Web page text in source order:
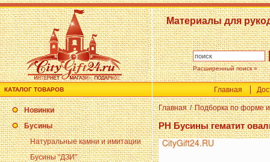
Материалы для
Расширенный поиск »
КАТАЛОГ ТОВАРОВ Главная
Новинки
Бусины
Натуральные камни и имитации
Бусины "ДЗИ"
Главная / Подборка по форме
PH Бусины гематит